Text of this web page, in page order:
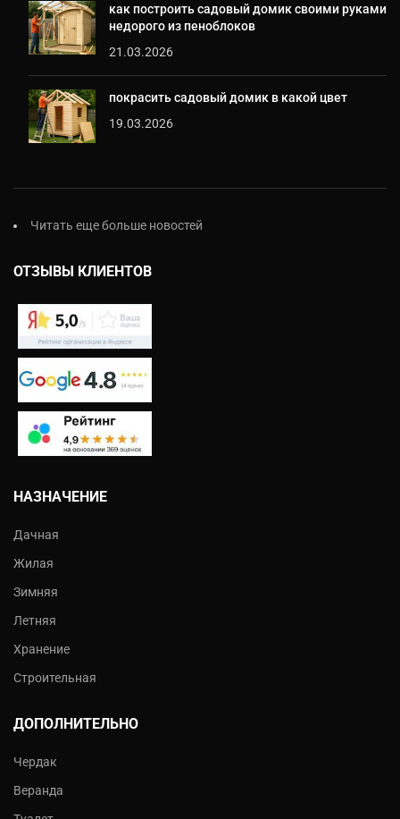
как построить садовый домик своими руками
недорого из пеноблоков
21.03.2026
покрасить садовый домик в какой цвет
19.03.2026
Читать еще больше новостей
ОТЗЫВЫ КЛИЕНТОВ
НАЗНАЧЕНИЕ
Дачная
Жилая
Зимняя
Летняя
Хранение
Строительная
ДОПОЛНИТЕЛЬНО
Чердак
Веранда